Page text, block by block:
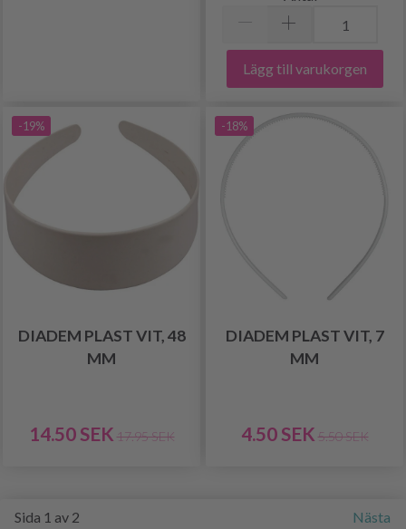
Lägg till varukorgen
-19%
DIADEM PLAST VIT, 48
MM
14.50 SEK 17.95 SEK
-18%
DIADEM PLAST VIT, 7
MM
4.50 SEK 5.50 SEK
Sida 1 av 2 Nästa